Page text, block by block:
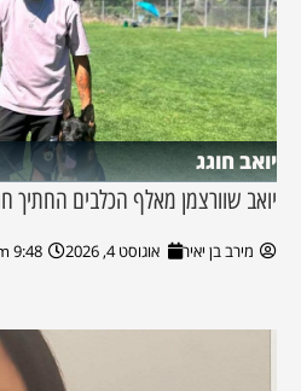
יואב חוגג
יואב שוורצמן מאלף הכלבים החתיך
מירב בן יאיר אוגוסט 4, 2026 9:48 pm